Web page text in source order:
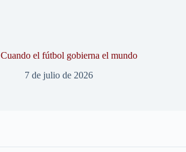
Cuando el fútbol gobierna el mundo
7 de julio de 2026